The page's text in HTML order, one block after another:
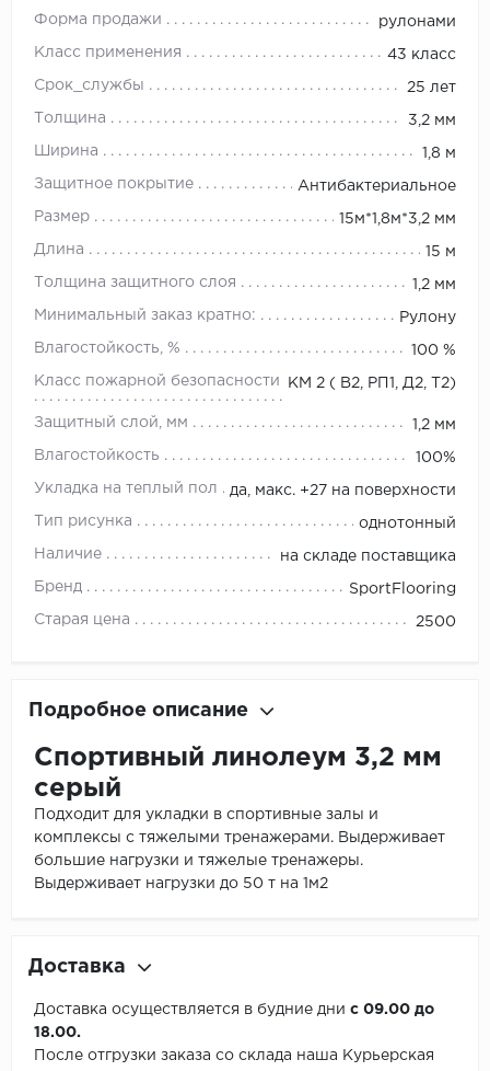
Форма продажи рулонами
Класс применения 43 класс
Срок_службы 25 лет
Толщина 3,2 мм
Ширина 1,8 м
Защитное покрытие Антибактериальное
Размер 15м*1,8м*3,2 мм
Длина 15 м
Толщина защитного слоя 1,2 мм
Минимальный заказ кратно: Рулону
Влагостойкость, % 100 %
Класс пожарной безопасности КМ 2 ( В2, РП1, Д2, Т2)
Защитный слой, мм 1,2 мм
Влагостойкость 100%
Укладка на теплый пол да, макс. +27 на поверхности
Тип рисунка однотонный
Наличие на складе поставщика
Бренд SportFlooring
Старая цена 2500
Подробное описание
Спортивный линолеум 3,2 мм
серый
Подходит для укладки в спортивные залы и
комплексы с тяжелыми тренажерами. Выдерживает
большие нагрузки и тяжелые тренажеры.
Выдерживает нагрузки до 50 т на 1м2
Доставка
Доставка осуществляется в будние дни с 09.00 до
18.00.
После отгрузки заказа со склада наша Курьерская